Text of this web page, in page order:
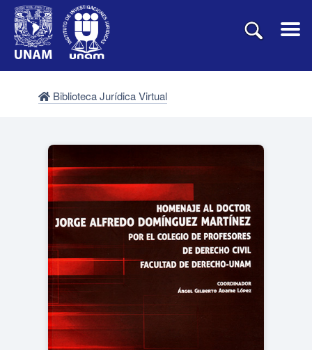
Biblioteca Jurídica Virtual